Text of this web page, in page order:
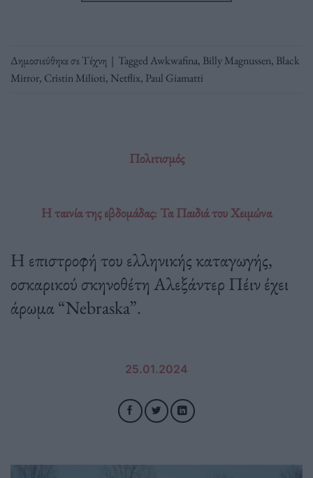
Δημοσιεύθηκε σεΤέχνη | TaggedAwkwafina, Billy Magnussen, Black
Mirror, Cristin Milioti, Netflix, Paul Giamatti
Πολιτισμός
H ταινία της εβδομάδας: Τα Παιδιά του Χειμώνα
Η επιστροφή του ελληνικής καταγωγής,
οσκαρικού σκηνοθέτη Αλεξάντερ Πέιν έχει
άρωμα “Nebraska”.
25.01.2024